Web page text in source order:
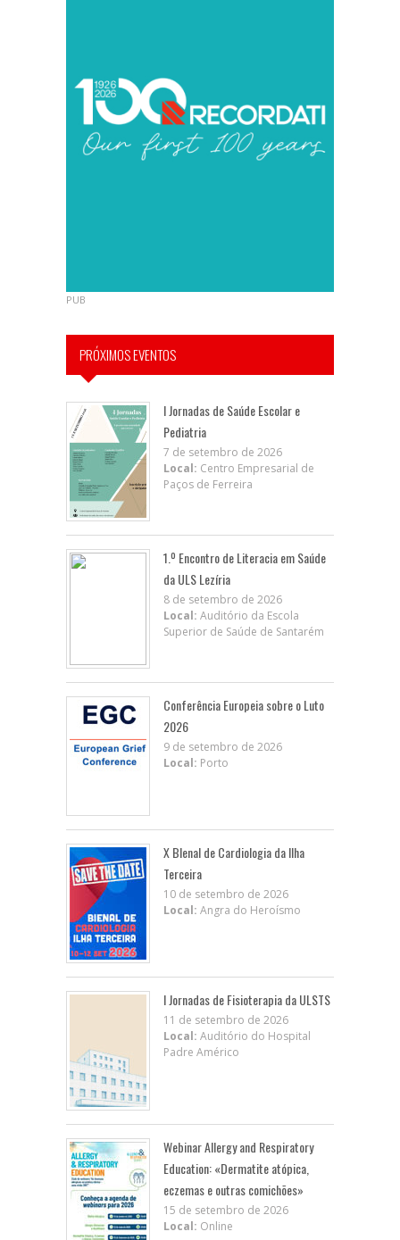
PUB
PRÓXIMOS EVENTOS
I Jornadas de Saúde Escolar e
Pediatria
7 de setembro de 2026
Local: Centro Empresarial de
Paços de Ferreira
1.º Encontro de Literacia em Saúde
da ULS Lezíria
8 de setembro de 2026
Local: Auditório da Escola
Superior de Saúde de Santarém
Conferência Europeia sobre o Luto
2026
9 de setembro de 2026
Local: Porto
X BIenal de Cardiologia da Ilha
Terceira
10 de setembro de 2026
Local: Angra do Heroísmo
I Jornadas de Fisioterapia da ULSTS
11 de setembro de 2026
Local: Auditório do Hospital
Padre Américo
Webinar Allergy and Respiratory
Education: «Dermatite atópica,
eczemas e outras comichões»
15 de setembro de 2026
Local: Online